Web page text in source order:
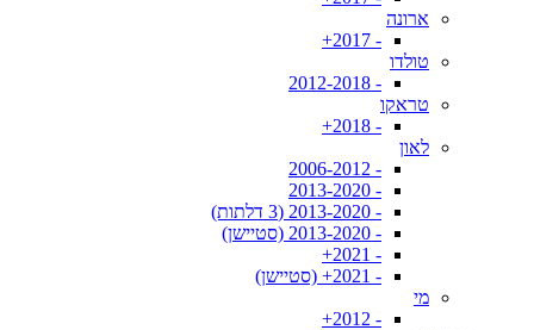
ארונה
- 2017+
טולדו
- 2012-2018
טראקו
- 2018+
לאון
- 2006-2012
- 2013-2020
- 2013-2020 (3 דלתות)
- 2013-2020 (סטיישן)
- 2021+
- 2021+ (סטיישן)
מי
- 2012+